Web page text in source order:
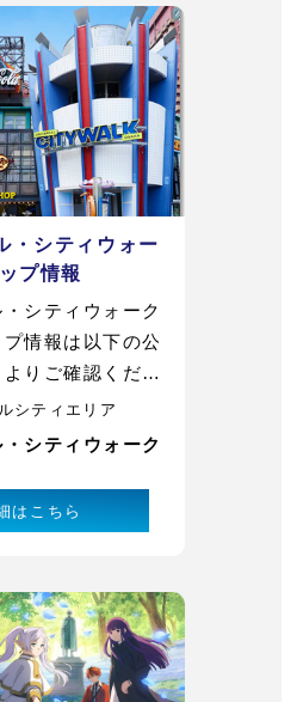
・シティウォー
プ情報
シティウォーク
情報は以下の公
りご確認くださ
シティエリア
シティウォーク
はこちら